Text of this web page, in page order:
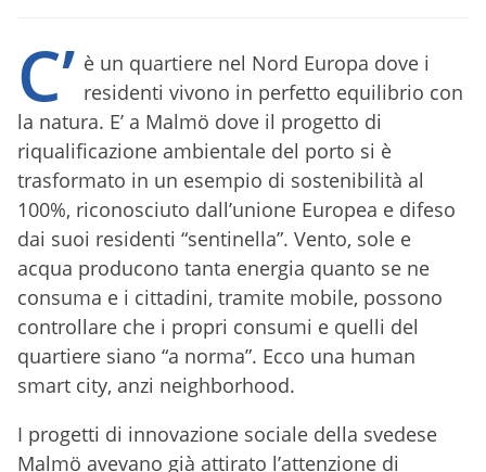
C’ è un quartiere nel Nord Europa dove i
residenti vivono in perfetto equilibrio con
la natura. E’ a Malmö dove il progetto di
riqualificazione ambientale del porto si è
trasformato in un esempio di sostenibilità al
100%, riconosciuto dall’unione Europea e difeso
dai suoi residenti “sentinella”. Vento, sole e
acqua producono tanta energia quanto se ne
consuma e i cittadini, tramite mobile, possono
controllare che i propri consumi e quelli del
quartiere siano “a norma”. Ecco una human
smart city, anzi neighborhood.
I progetti di innovazione sociale della svedese
Malmö avevano già attirato l’attenzione di